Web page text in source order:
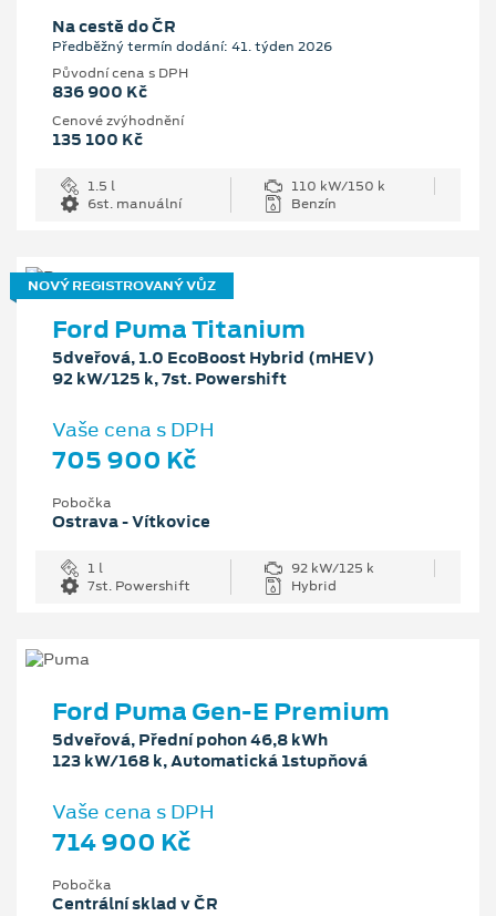
Na cestě do ČR
Předběžný termín dodání: 41. týden 2026
Původní cena s DPH
836 900 Kč
Cenové zvýhodnění
135 100 Kč
1.5 l
110 kW/150 k
6st. manuální
Benzín
NOVÝ REGISTROVANÝ VŮZ
Ford Puma Titanium
5dveřová, 1.0 EcoBoost Hybrid (mHEV)
92 kW/125 k, 7st. Powershift
Vaše cena s DPH
705 900 Kč
Pobočka
Ostrava - Vítkovice
1 l
92 kW/125 k
7st. Powershift
Hybrid
Ford Puma Gen-E Premium
5dveřová, Přední pohon 46,8 kWh
123 kW/168 k, Automatická 1stupňová
Vaše cena s DPH
714 900 Kč
Pobočka
Centrální sklad v ČR